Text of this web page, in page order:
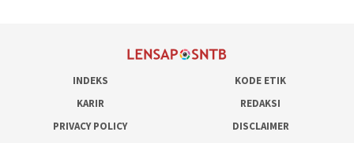
INDEKS
KODE ETIK
KARIR
REDAKSI
PRIVACY POLICY
DISCLAIMER